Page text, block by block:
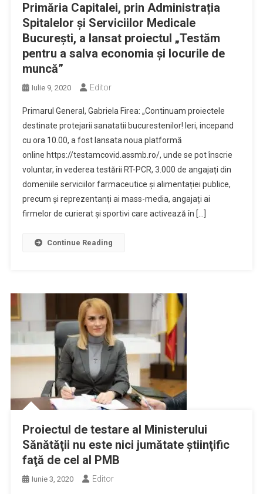
Primăria Capitalei, prin Administrația
Spitalelor și Serviciilor Medicale
București, a lansat proiectul „Testăm
pentru a salva economia și locurile de
muncă”
Iulie 9, 2020 Editor
Primarul General, Gabriela Firea: „Continuam proiectele
destinate protejarii sanatatii bucurestenilor! Ieri, incepand
cu ora 10.00, a fost lansata noua platformă
online https://testamcovid.assmb.ro/, unde se pot înscrie
voluntar, în vederea testării RT-PCR, 3.000 de angajați din
domeniile serviciilor farmaceutice și alimentației publice,
precum și reprezentanți ai mass-media, angajați ai
firmelor de curierat și sportivi care activează în […]
Continue Reading
Proiectul de testare al Ministerului
Sănătăţii nu este nici jumătate ştiinţific
faţă de cel al PMB
Iunie 3, 2020 Editor